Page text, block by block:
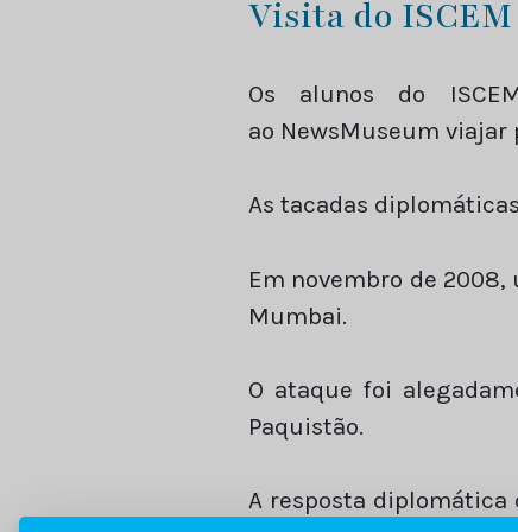
Visita do ISCEM
Os alunos do
ao NewsMuseum
As tacadas
Em novembro de
Mumbai.
O ataque foi
Paquistão.
A resposta diplomática